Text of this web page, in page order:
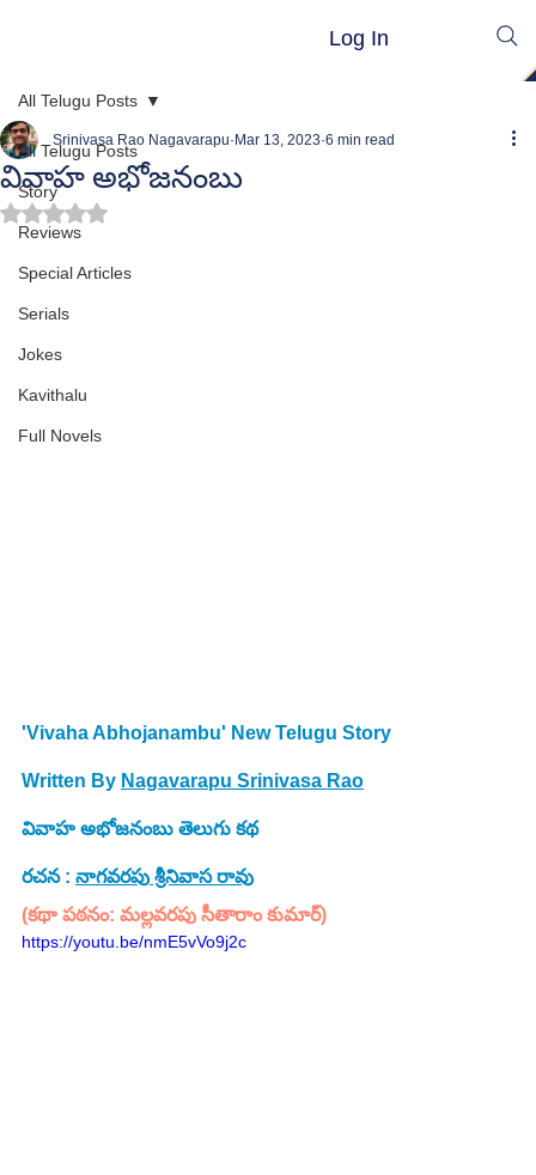
Log In
All Telugu Posts
Story
Reviews
Special Articles
Serials
Jokes
Kavithalu
Full Novels
All Telugu Posts
వివాహ అభోజనంబు
Srinivasa Rao Nagavarapu Mar 13, 2023 6 min read
Rated NaN out of 5 stars.
'Vivaha Abhojanambu' New Telugu Story
Written By Nagavarapu Srinivasa Rao
వివాహ అభోజనంబు తెలుగు కథ
రచన : నాగవరపు శ్రీనివాస రావు
(కథా పఠనం: మల్లవరపు సీతారాం కుమార్)
https://youtu.be/nmE5vVo9j2c